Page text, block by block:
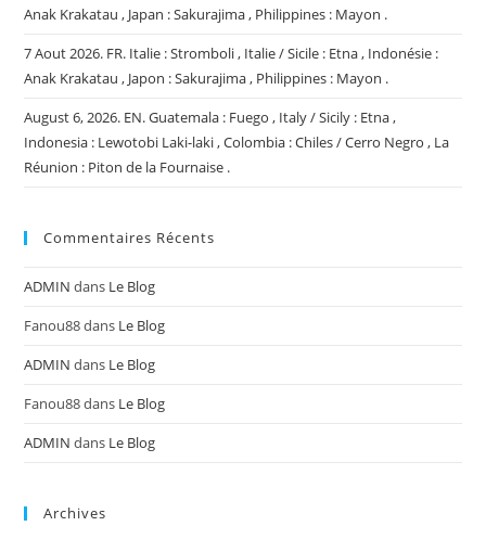
Anak Krakatau , Japan : Sakurajima , Philippines : Mayon .
7 Aout 2026. FR. Italie : Stromboli , Italie / Sicile : Etna , Indonésie :
Anak Krakatau , Japon : Sakurajima , Philippines : Mayon .
August 6, 2026. EN. Guatemala : Fuego , Italy / Sicily : Etna ,
Indonesia : Lewotobi Laki-laki , Colombia : Chiles / Cerro Negro , La
Réunion : Piton de la Fournaise .
Commentaires Récents
ADMIN dans Le Blog
Fanou88dans Le Blog
ADMIN dans Le Blog
Fanou88dans Le Blog
ADMIN dans Le Blog
Archives